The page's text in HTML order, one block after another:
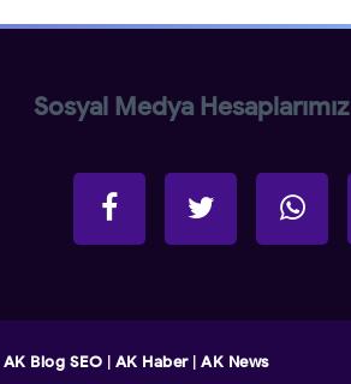
Sosyal Medya Hesaplarımız
AK Blog SEO | AK Haber|AK News